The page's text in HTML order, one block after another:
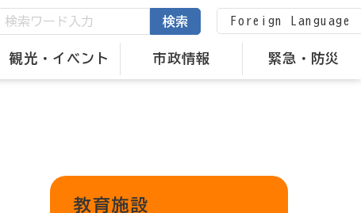
観光・イベント 市政情報 緊急・防災
検索 Foreign Language
教育施設